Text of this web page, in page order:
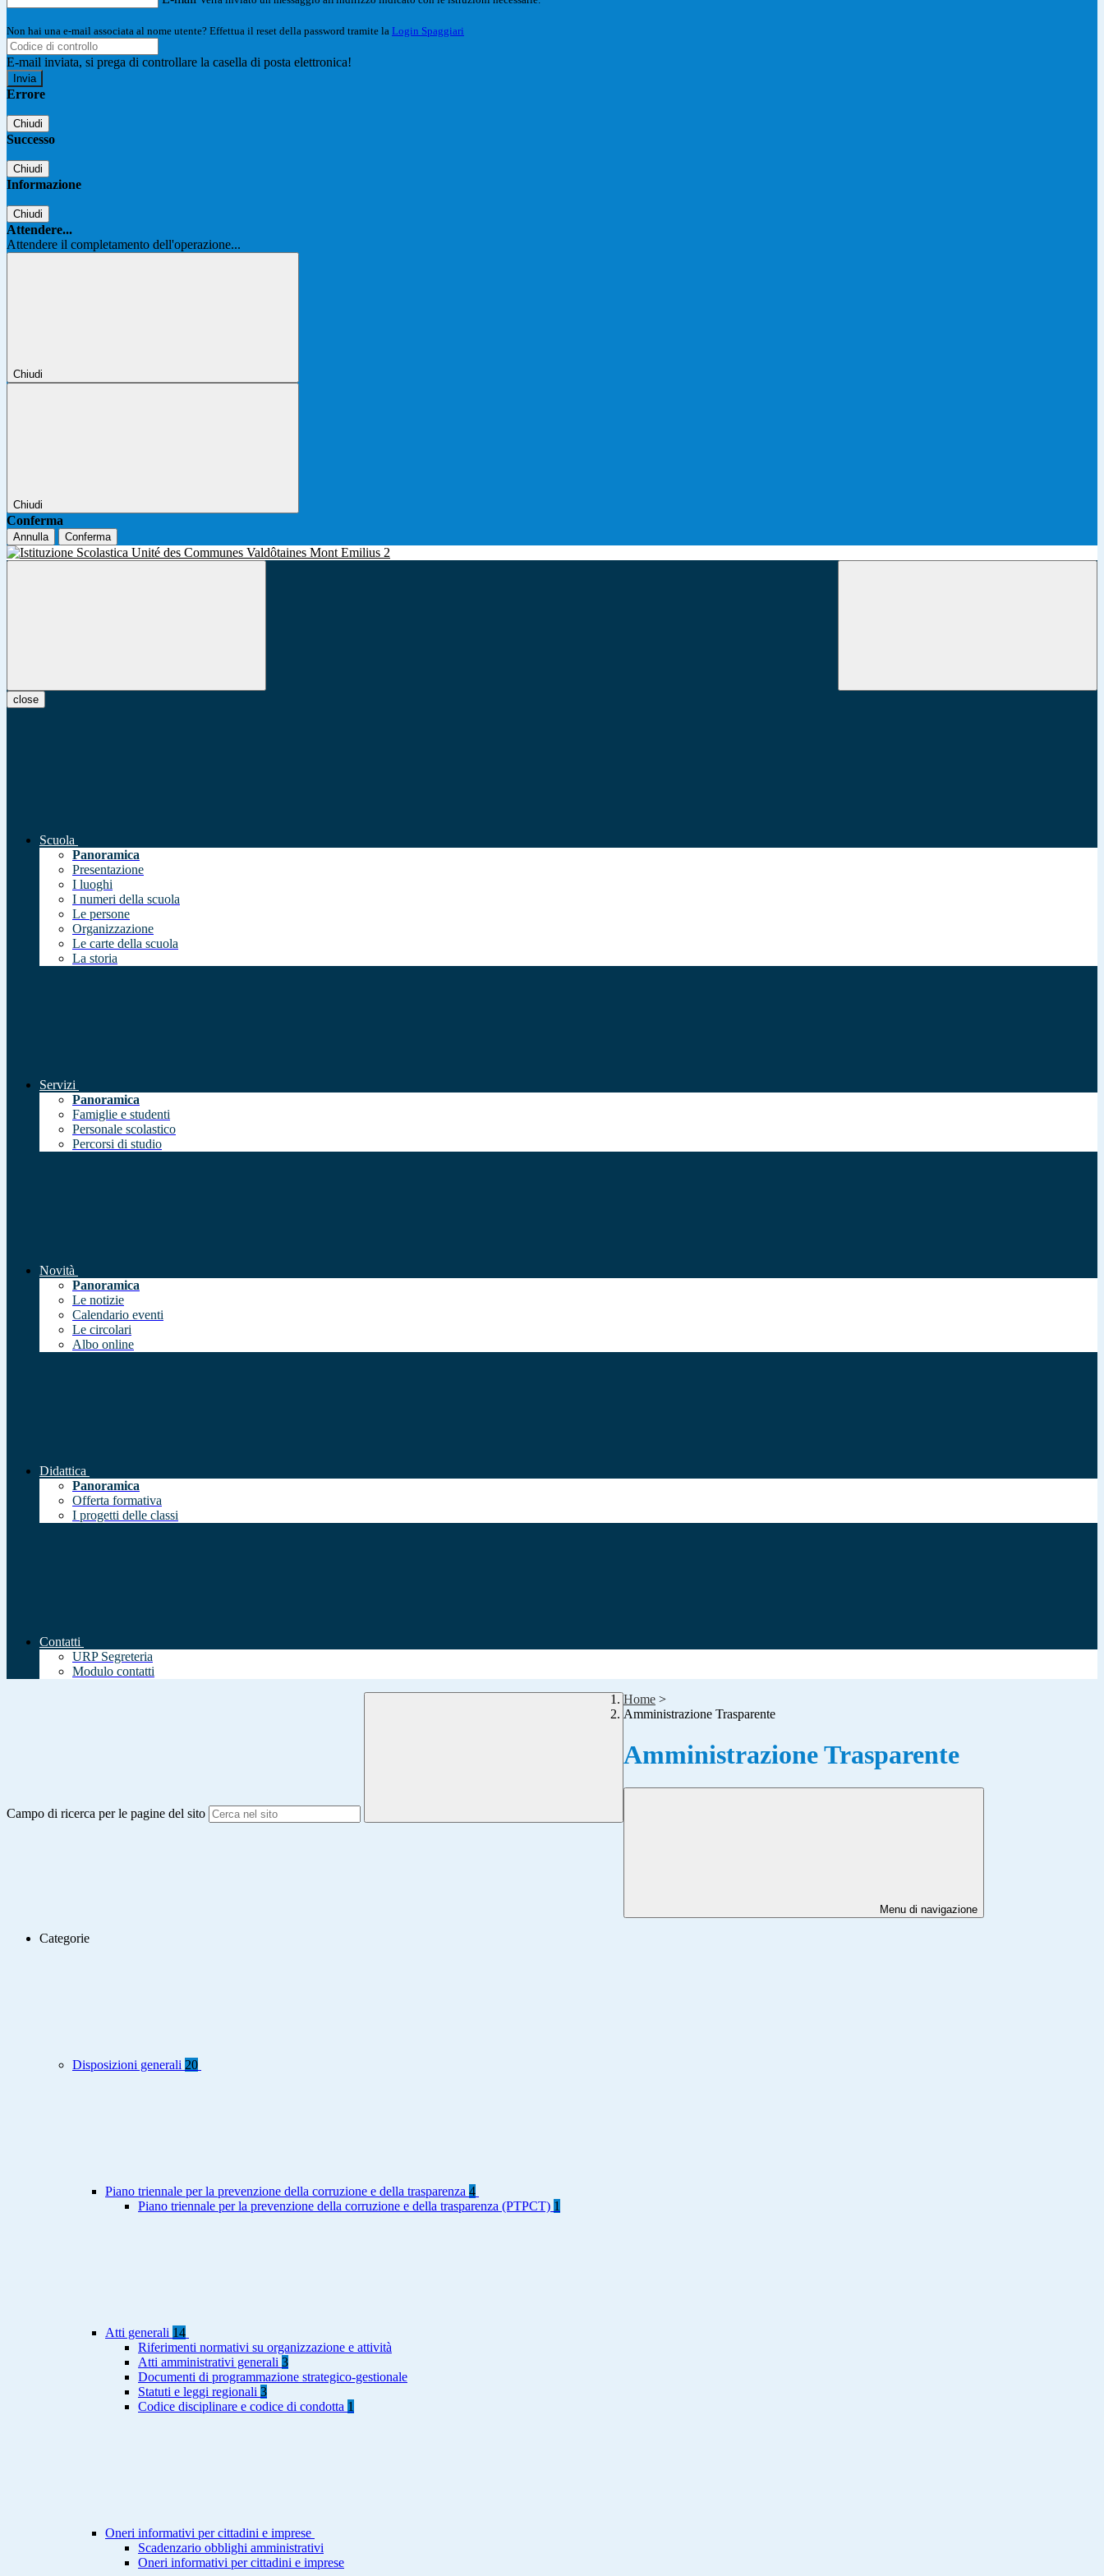
Non hai una e-mail associata al nome utente? Effettua il reset della password tramite la Login Spaggiari
E-mail inviata, si prega di controllare la casella di posta elettronica!
Errore
Chiudi
Successo
Chiudi
Informazione
Chiudi
Attendere...
Attendere il completamento dell'operazione...
Chiudi
Chiudi
Conferma
Annulla Conferma
close
Scuola
Panoramica
Presentazione
I luoghi
I numeri della scuola
Le persone
Organizzazione
Le carte della scuola
La storia
Servizi
Panoramica
Famiglie e studenti
Personale scolastico
Percorsi di studio
Novità
Panoramica
Le notizie
Calendario eventi
Le circolari
Albo online
Didattica
Panoramica
Offerta formativa
I progetti delle classi
Contatti
URP Segreteria
Modulo contatti
Campo di ricerca per le pagine del sito
Home >
Amministrazione Trasparente
Amministrazione Trasparente
Menu di navigazione
Categorie
Disposizioni generali 20
Piano triennale per la prevenzione della corruzione e della trasparenza 4
Piano triennale per la prevenzione della corruzione e della trasparenza (PTPCT) 1
Atti generali 14
Riferimenti normativi su organizzazione e attività
Atti amministrativi generali 3
Documenti di programmazione strategico-gestionale
Statuti e leggi regionali 3
Codice disciplinare e codice di condotta 1
Oneri informativi per cittadini e imprese
Scadenzario obblighi amministrativi
Oneri informativi per cittadini e imprese